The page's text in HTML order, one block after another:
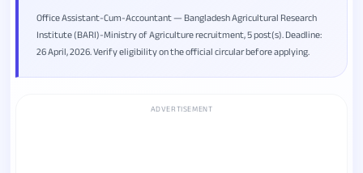
Office Assistant-Cum-Accountant — Bangladesh Agricultural Research
Institute (BARI)-Ministry of Agriculture recruitment, 5 post(s). Deadline:
26 April, 2026. Verify eligibility on the official circular before applying.
ADVERTISEMENT